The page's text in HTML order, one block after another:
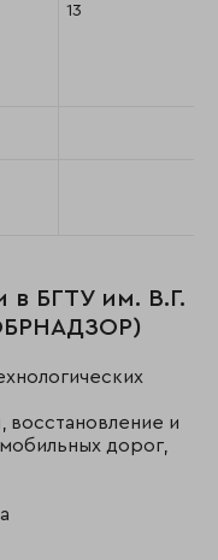
13
в БГТУ им. В.Г.
восстановление и
дорог,